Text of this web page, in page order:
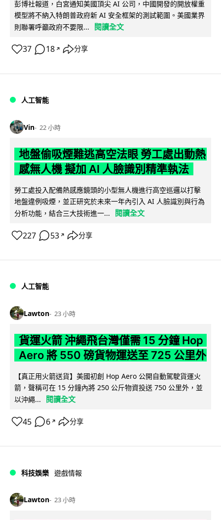
彭博社報道，白宮通知美國頂尖 AI 公司，中國開發的開放權重
模型將不納入特朗普政府新 AI 安全框架的測試範圍。美國業界
則聯署呼籲政府不要限...
閱讀全文
37 18 ↗ 分享
人工智能
Vin 22 小時
地盤偷吸煙難逃高空法眼 勞工處出動熱
感無人機 擬加 AI 人臉識別精準執法
勞工處投入配備熱感應鏡頭的小型無人機進行高空巡邏以打擊
地盤違例吸煙，並正研究於未來一年內引入 AI 人臉識別與行為
分析功能，結合三大技術進一...
閱讀全文
227 53 ↗ 分享
人工智能
Lawton 23 小時
貨運火箭 沖繩飛台灣僅需 15 分鐘 Hop
Aero 將 550 磅貨物運送至 725 公里外
【真正用火箭送貨】美國初創 Hop Aero 公開自動駕駛貨運火
箭，聲稱可在 15 分鐘內將 250 公斤物資投送 750 公里外，並
以沖繩...
閱讀全文
45 6 ↗ 分享
科技娛樂 遊戲情報
Lawton 23 小時